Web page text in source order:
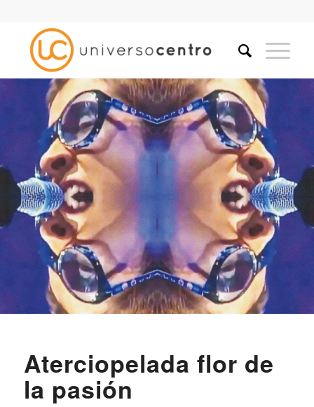
Aterciopelada flor de
la pasión